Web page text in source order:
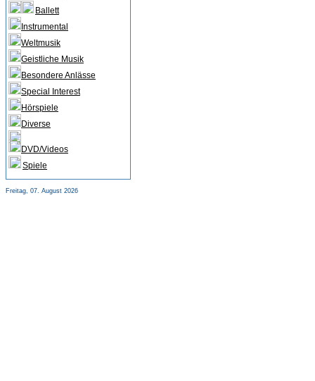
Ballett
Instrumental
Weltmusik
Geistliche Musik
Besondere Anlässe
Special Interest
Hörspiele
Diverse
DVD/Videos
Spiele
Freitag, 07. August 2026